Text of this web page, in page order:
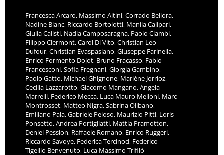
Francesca Arcaro, Massimo Altini, Corrado Bellora,
Nadine Blanc, Riccardo Bortolotti, Manila Calipari,
Giulia Calisti, Nadia Camposaragna, Paolo Ciambi,
Filippo Clermont, Carol Di Vito, Christian Leo
Dufour, Christian Evaspasiano, Giuseppe Farinella,
Enrico Formento Dojot, Bruno Fracasso, Fabio
Francesconi, Sofia Fregnani, Giorgia Gambino,
Paolo Gatto, Michael Ghignone, Marlène Jorrioz,
Cecilia Lazzarotto, Giacomo Mangano, Angela
Marrelli, Federico Mecca, Luca Mauro Melloni, Marc
Montrosset, Matteo Nigra, Sabrina Olibano,
Emiliano Pala, Gabriele Peloso, Maurizio Pitti, Loris
Ponsetto, Andrea Portigliatti, Mattia Pramotton,
Deniel Pession, Raffaele Romano, Enrico Ruggeri,
Riccardo Savoye, Federica Tercinod, Federico
Tigellio Benvenuto, Luca Massimo Trifilò